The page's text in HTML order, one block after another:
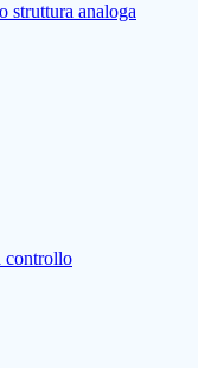
struttura analoga
controllo